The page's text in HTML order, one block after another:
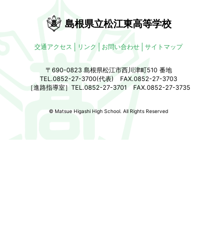
島根県立松江東高等学校
交通アクセス リンク お問い合わせ サイトマップ
〒690-0823 島根県松江市西川津町510 番地
TEL.0852-27-3700(代表) FAX.0852-27-3703
［進路指導室］TEL.0852-27-3701 FAX.0852-27-3735
© Matsue Higashi High School. All Rights Reserved